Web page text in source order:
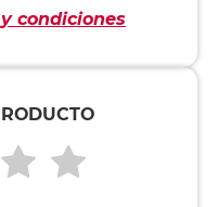
condiciones